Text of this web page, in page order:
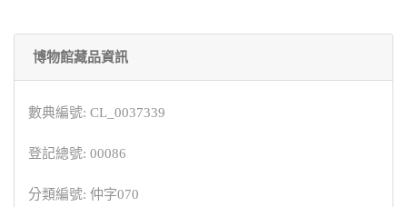
博物館藏品資訊
數典編號: CL_0037339
登記總號: 00086
分類編號: 仲字070